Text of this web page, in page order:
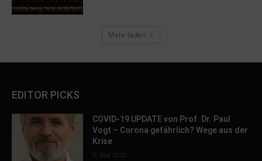
Mehr laden
EDITOR PICKS
COVID-19 UPDATE von Prof. Dr. Paul
Vogt – Corona gefährlich? Wege aus der
Krise
5. Mai 2020